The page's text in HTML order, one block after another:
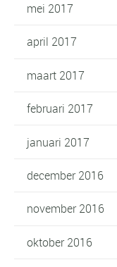
mei 2017
april 2017
maart 2017
februari 2017
januari 2017
december 2016
november 2016
oktober 2016